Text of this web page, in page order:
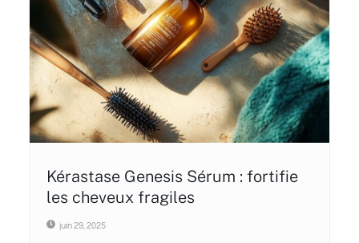
Kérastase Genesis Sérum : fortifie
les cheveux fragiles
juin 29, 2025